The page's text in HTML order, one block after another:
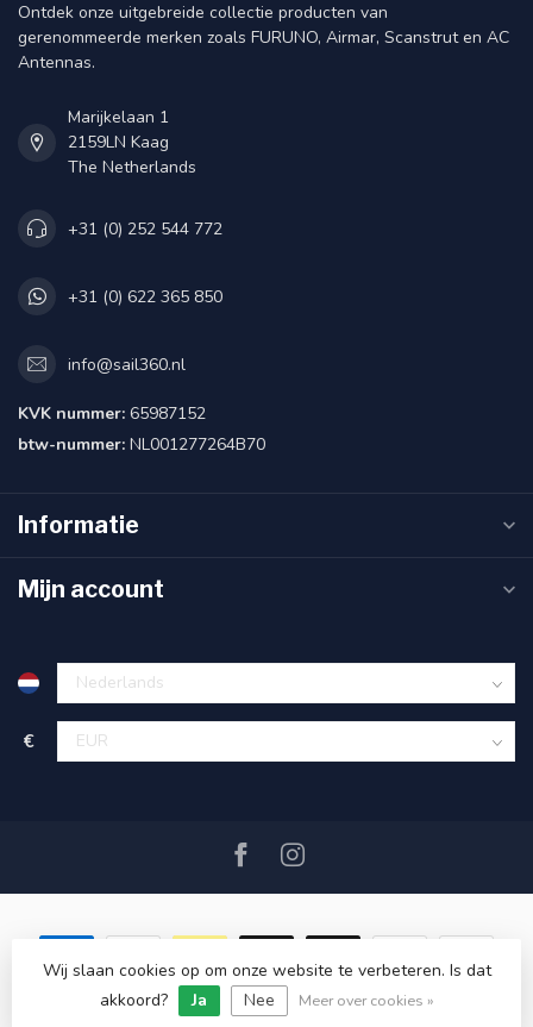
Ontdek onze uitgebreide collectie producten van
gerenommeerde merken zoals FURUNO, Airmar, Scanstrut en AC
Antennas.
Marijkelaan 1
2159LN Kaag
The Netherlands
+31 (0) 252 544 772
+31 (0) 622 365 850
info@sail360.nl
KVK nummer: 65987152
btw-nummer: NL001277264B70
Informatie
Mijn account
€
© Copyright 2026 SAIL360 watersport and boat equipment
Wij slaan cookies op om onze website te verbeteren. Is dat
akkoord?
Ja Nee Meer over cookies »